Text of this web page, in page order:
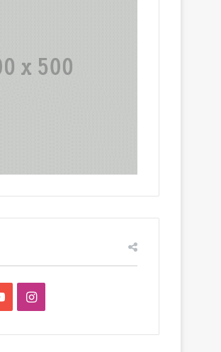
YouTubeInstagram